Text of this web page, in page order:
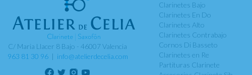
C/ Maria Llacer 8 Bajo - 46007 Valencia
963 81 30 96| info@atelierdecelia.com
Clarinetes Bajo
Clarinetes En Do
Clarinetes Alto
Clarinetes Contrabajo
Cornos Di Basseto
Clarinetes en Re
Partituras Clarinete